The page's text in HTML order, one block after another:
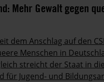
Mehr Gewalt gegen
dem Anschlag auf den
Menschen in
streicht der Staat in
für Jugend- und